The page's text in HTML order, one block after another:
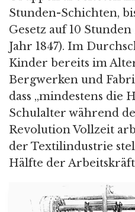
Stunden-Schichten,
Gesetz auf 10
Jahr 1847). Im
Kinder bereits im
Bergwerken und
dass „mindestens die
Schulalter während
Revolution Vollzeit
der Textilindustrie
Hälfte der